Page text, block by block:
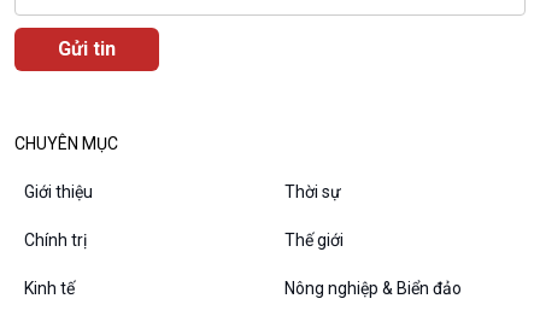
Podcast
Góc nhìn VOV1
10 phút Sự kiện - Luận bàn
Câu chuyện thời sự
CHUYÊN MỤC
Giới thiệu Thời sự
Chính trị Thế giới
Kinh tế Nông nghiệp & Biển đảo